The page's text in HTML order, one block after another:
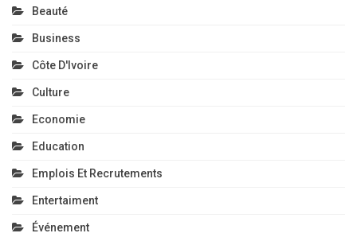
Beauté
Business
Côte D'Ivoire
Culture
Economie
Education
Emplois Et Recrutements
Entertaiment
Événement